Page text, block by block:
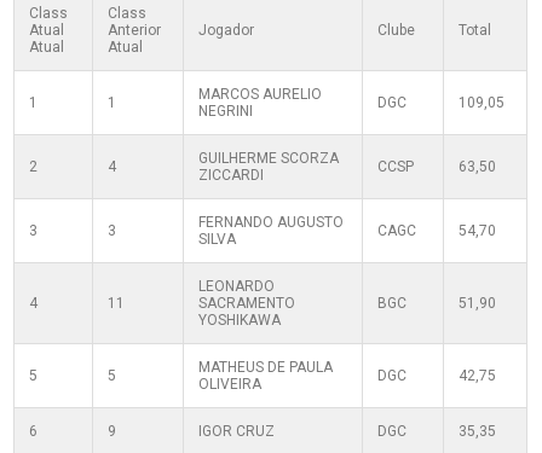
Class
Atual
Atual
Class
Anterior
Atual
Jogador Clube Total
1 1
MARCOS AURELIO
NEGRINI
DGC 109,05
2 4
GUILHERME SCORZA
ZICCARDI
CCSP 63,50
3 3
FERNANDO AUGUSTO
SILVA
CAGC 54,70
4 11
LEONARDO
SACRAMENTO
YOSHIKAWA
BGC 51,90
5 5
MATHEUS DE PAULA
OLIVEIRA
DGC 42,75
6 9 IGOR CRUZ DGC 35,35